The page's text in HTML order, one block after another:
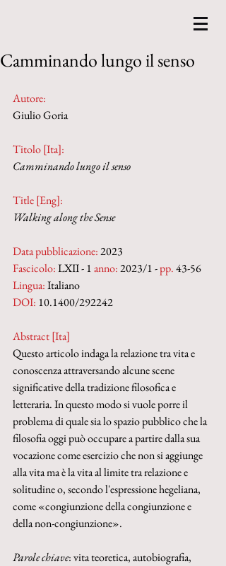
Camminando lungo il senso
Autore:
Giulio Goria
Titolo [Ita]:
Camminando lungo il senso
Title [Eng]:
Walking along the Sense
Data pubblicazione: 2023
Fascicolo: LXII - 1 anno: 2023/1 - pp. 43-56
Lingua: Italiano
DOI: 10.1400/292242
Abstract [Ita]
Questo articolo indaga la relazione tra vita e
conoscenza attraversando alcune scene
significative della tradizione filosofica e
letteraria. In questo modo si vuole porre il
problema di quale sia lo spazio pubblico che la
filosofia oggi può occupare a partire dalla sua
vocazione come esercizio che non si aggiunge
alla vita ma è la vita al limite tra relazione e
solitudine o, secondo l'espressione hegeliana,
come «congiunzione della congiunzione e
della non-congiunzione».
Parole chiave: vita teoretica, autobiografia,